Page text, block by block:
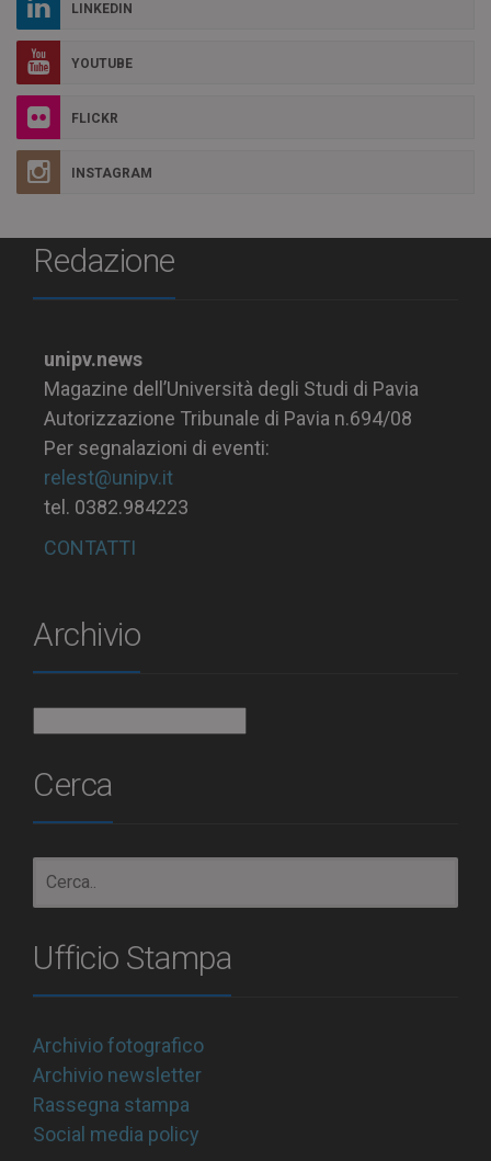
LINKEDIN
YOUTUBE
FLICKR
INSTAGRAM
Redazione
unipv.news
Magazine dell’Università degli Studi di Pavia
Autorizzazione Tribunale di Pavia n.694/08
Per segnalazioni di eventi:
relest@unipv.it
tel. 0382.984223
CONTATTI
Archivio
Cerca
Ufficio Stampa
Archivio fotografico
Archivio newsletter
Rassegna stampa
Social media policy